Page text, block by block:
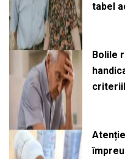
tabel
Bolile